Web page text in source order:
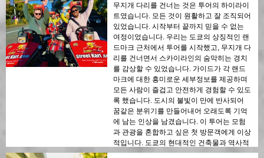
무지개 다리를 건너는 것은 투어의 하이라이
트였습니다. 모든 것이 원활하고 잘 조직되어
있었습니다. 시작부터 끝까지 믿을 수 없는
여정이었습니다. 우리는 도쿄의 상징적인 랜
드마크 근처에서 투어를 시작했고, 무지개 다
리를 건너면서 스카이라인의 숨막히는 경치
를 감상할 수 있었습니다. 가이드가 각 랜드
마크에 대한 흥미로운 세부정보를 제공하며
모든 사람이 즐겁고 안전하게 경험할 수 있도
록 했습니다. 도시의 불빛이 만에 반사되어
꿈같은 분위기를 만들어내어 오래도록 기억
에 남는 인상을 남겼습니다. 이 투어는 모험
과 관광을 혼합하고 싶은 첫 방문객에게 이상
적입니다. 도쿄의 현대적인 건축물과 역사적
인 지역 간의 대조가 밤의 불빛 속에서 아름